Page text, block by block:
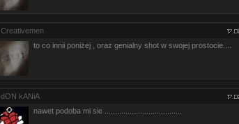
Creativemen
to co innii poniżej , oraz genialny shot w swojej prostocie....
dON kANiA
nawet podoba mi sie .....................................